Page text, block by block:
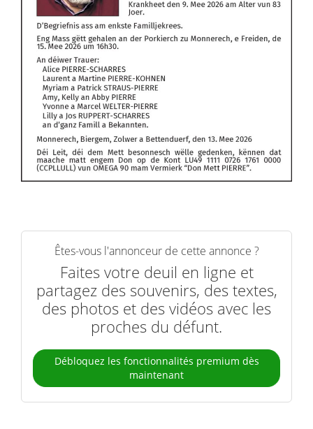
Êtes-vous l'annonceur de cette annonce ?
Faites votre deuil en ligne et
partagez des souvenirs, des textes,
des photos et des vidéos avec les
proches du défunt.
Débloquez les fonctionnalités premium dès
maintenant